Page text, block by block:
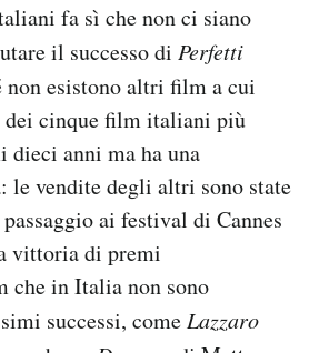
fa sì che non ci siano
il successo di Perfetti
non esistono altri film a cui
dei cinque film italiani più
anni ma ha una
le vendite degli altri sono state
ai festival di Cannes
vittoria di premi
che in Italia non sono
successi, come Lazzaro